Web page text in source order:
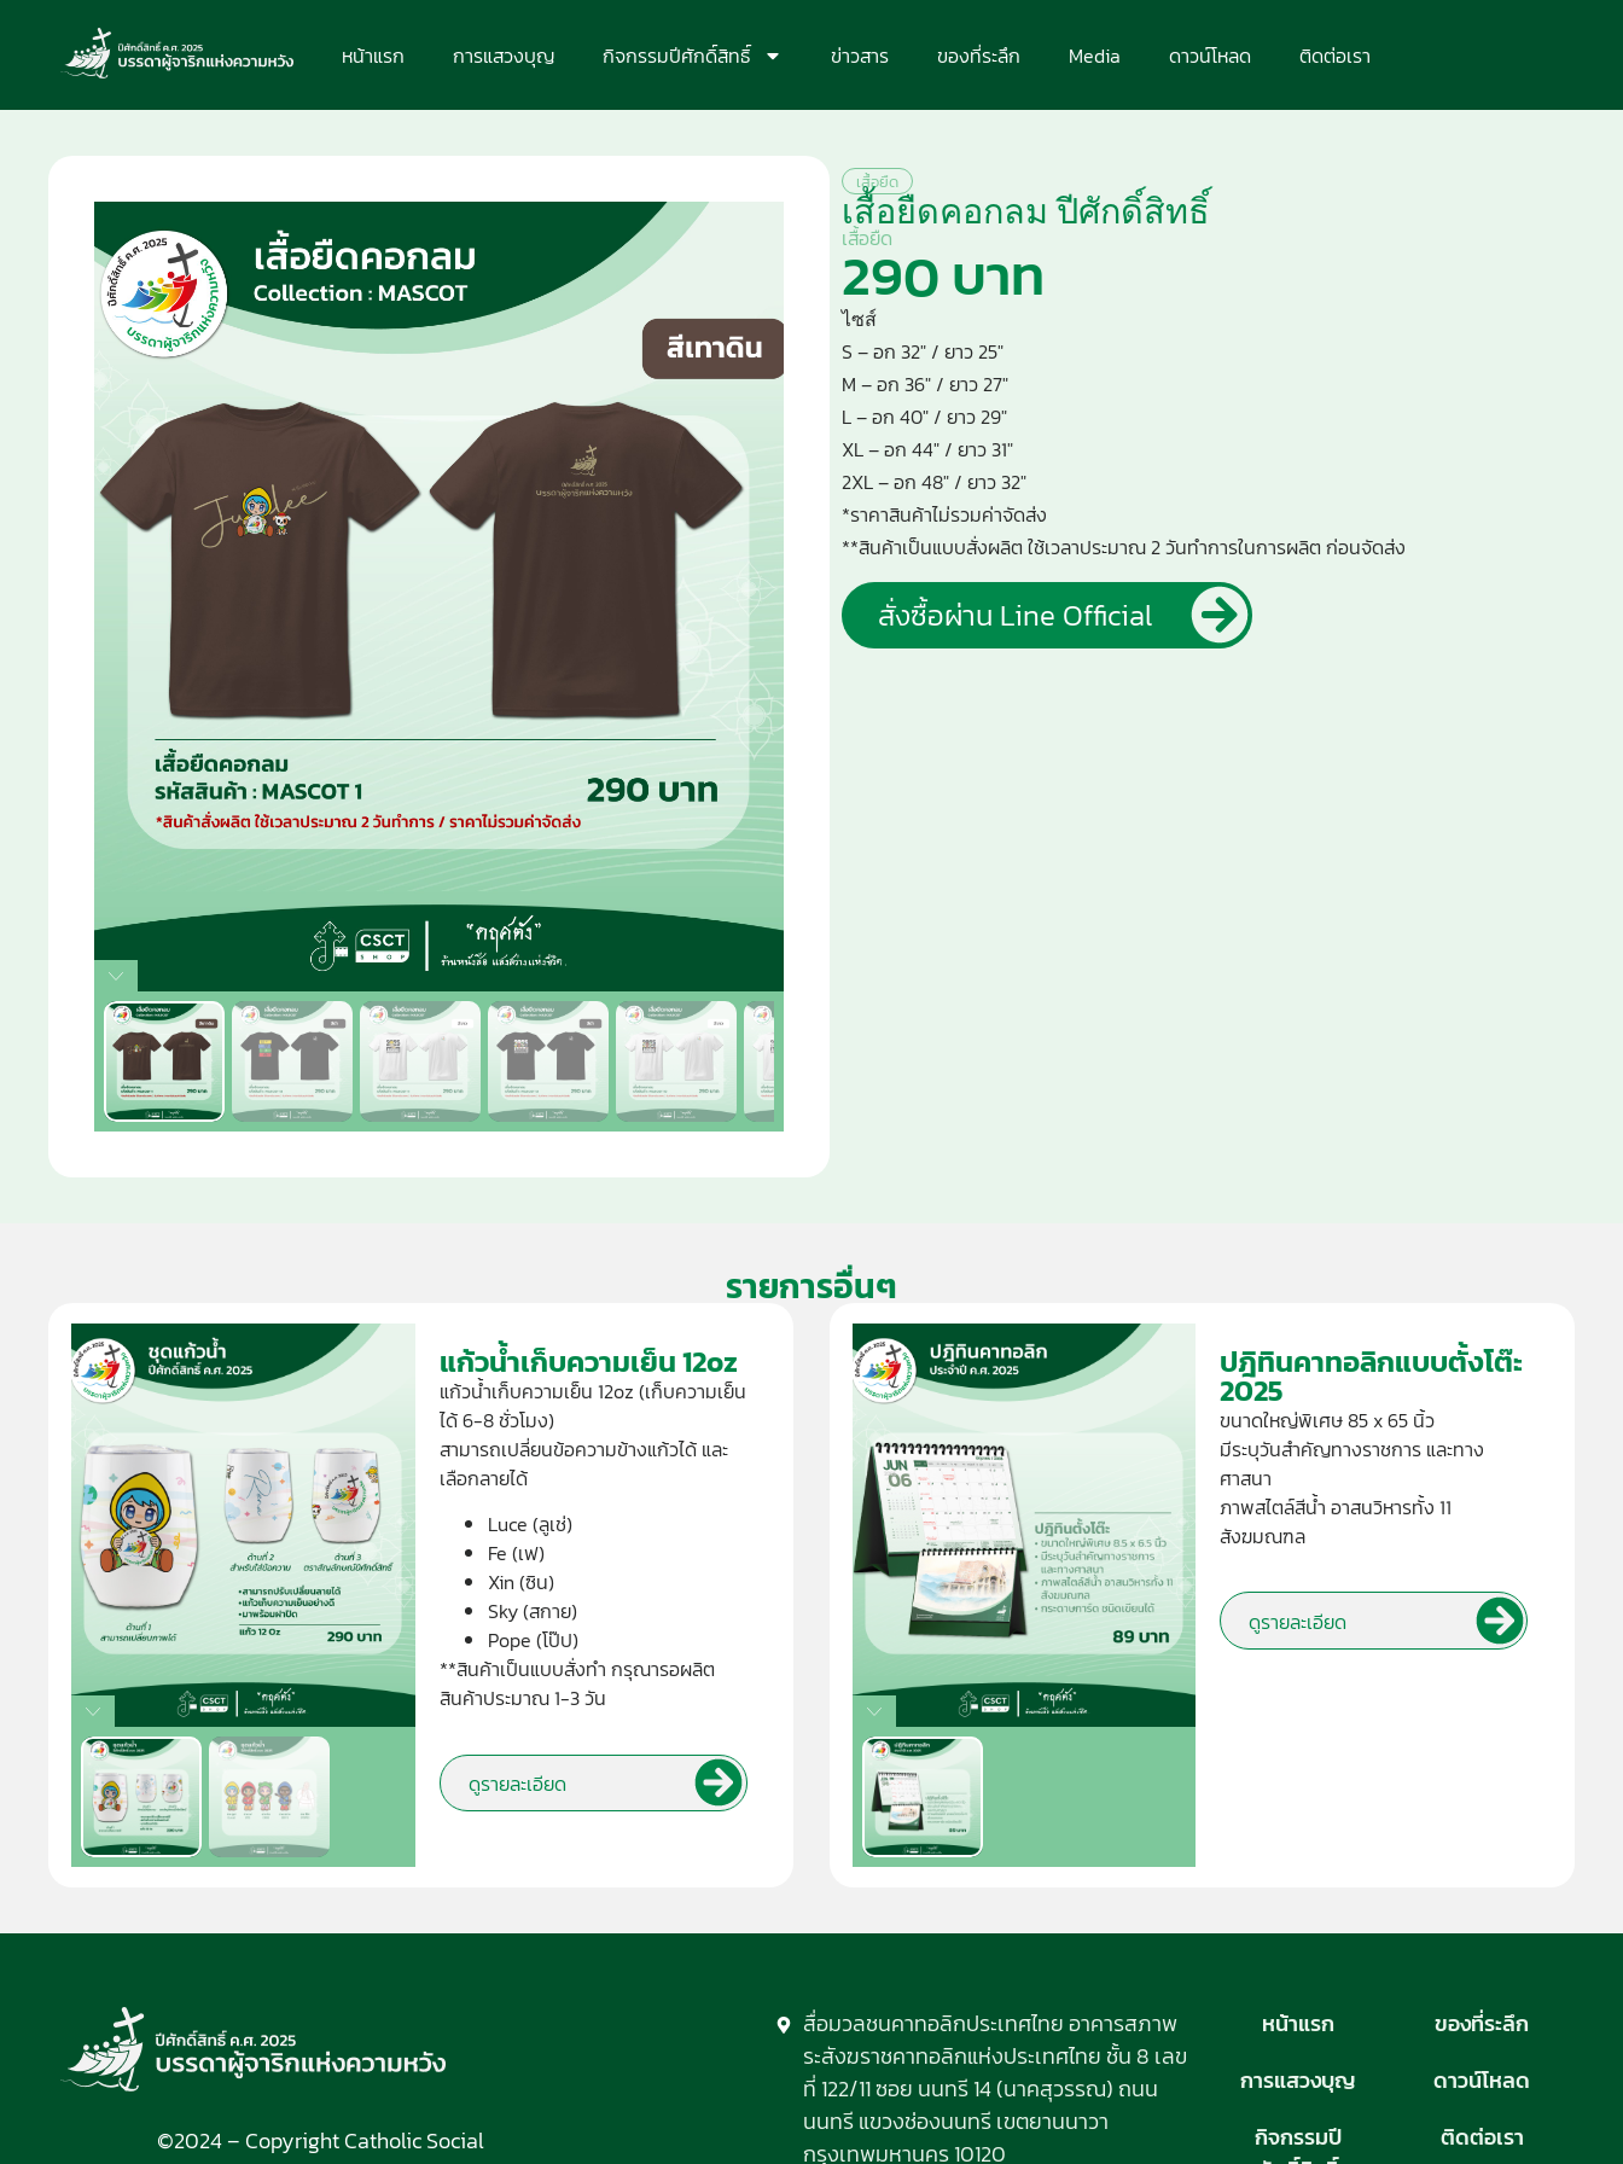
หน้าแรก การแสวงบุญ กิจกรรมปีศักดิ์สิทธิ์ ข่าวสาร ของที่ระลึก Media ดาวน์โหลด ติดต่อเรา
เสื้อยืด
เสื้อยืดคอกลม ปีศักดิ์สิทธิ์
เสื้อยืด
290 บาท
ไซส์
S – อก 32″ / ยาว 25″
M – อก 36″ / ยาว 27″
L – อก 40″ / ยาว 29″
XL – อก 44″ / ยาว 31″
2XL – อก 48″ / ยาว 32″
*ราคาสินค้าไม่รวมค่าจัดส่ง
**สินค้าเป็นแบบสั่งผลิต ใช้เวลาประมาณ 2 วันทำการในการผลิต ก่อนจัดส่ง
สั่งซื้อผ่าน Line Official
รายการอื่นๆ
แก้วน้ำเก็บความเย็น 12oz
แก้วน้ำเก็บความเย็น 12oz (เก็บความเย็น
ได้ 6-8 ชั่วโมง)
สามารถเปลี่ยนข้อความข้างแก้วได้ และ
เลือกลายได้
Luce (ลูเช่)
Fe (เฟ)
Xin (ซิน)
Sky (สกาย)
Pope (โป๊ป)
**สินค้าเป็นแบบสั่งทำ กรุณารอผลิต
สินค้าประมาณ 1-3 วัน
ดูรายละเอียด
ปฎิทินคาทอลิกแบบตั้งโต๊ะ
2025
ขนาดใหญ่พิเศษ 85 x 65 นิ้ว
มีระบุวันสำคัญทางราชการ และทาง
ศาสนา
ภาพสไตล์สีน้ำ อาสนวิหารทั้ง 11
สังฆมณฑล
ดูรายละเอียด
©2024 – Copyright Catholic Social
สื่อมวลชนคาทอลิกประเทศไทย อาคารสภาพ
ระสังฆราชคาทอลิกแห่งประเทศไทย ชั้น 8 เลข
ที่ 122/11 ซอย นนทรี 14 (นาคสุวรรณ) ถนน
นนทรี แขวงช่องนนทรี เขตยานนาวา
กรุงเทพมหานคร 10120
หน้าแรก
การแสวงบุญ
กิจกรรมปี
ของที่ระลึก
ดาวน์โหลด
ติดต่อเรา